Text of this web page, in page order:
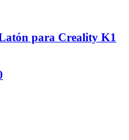
para Creality K1